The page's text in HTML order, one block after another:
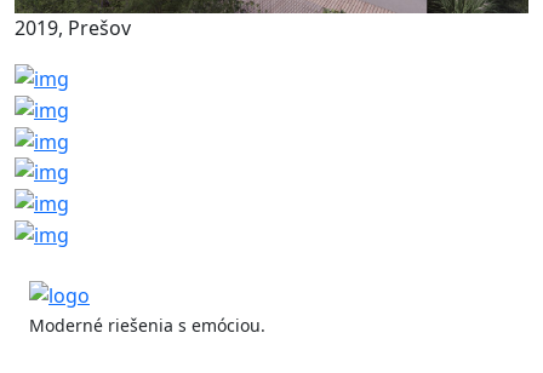
2019, Prešov
Moderné riešenia s emóciou.